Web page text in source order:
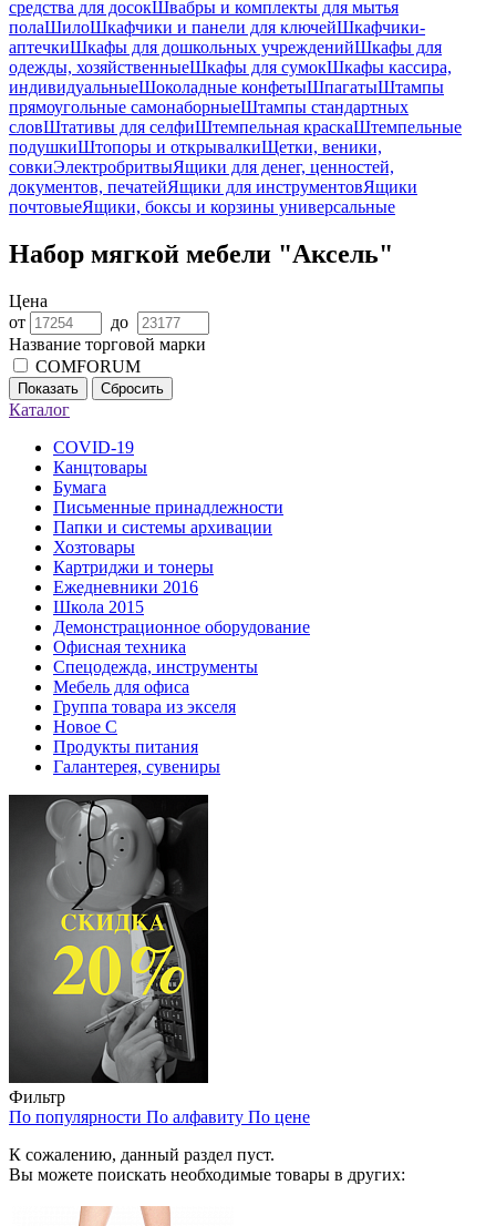
средства для досокШвабры и комплекты для мытья
полаШилоШкафчики и панели для ключейШкафчики-
аптечкиШкафы для дошкольных учрежденийШкафы для
одежды, хозяйственныеШкафы для сумокШкафы кассира,
индивидуальныеШоколадные конфетыШпагатыШтампы
прямоугольные самонаборныеШтампы стандартных
словШтативы для селфиШтемпельная краскаШтемпельные
подушкиШтопоры и открывалкиЩетки, веники,
совкиЭлектробритвыЯщики для денег, ценностей,
документов, печатейЯщики для инструментовЯщики
почтовыеЯщики, боксы и корзины универсальные
Набор мягкой мебели "Аксель"
Цена
от
до
Название торговой марки
COMFORUM
Показать Сбросить
Каталог
COVID-19
Канцтовары
Бумага
Письменные принадлежности
Папки и системы архивации
Хозтовары
Картриджи и тонеры
Ежедневники 2016
Школа 2015
Демонстрационное оборудование
Офисная техника
Спецодежда, инструменты
Мебель для офиса
Группа товара из экселя
Новое С
Продукты питания
Галантерея, сувениры
Фильтр
По популярности По алфавиту По цене
К сожалению, данный раздел пуст.
Вы можете поискать необходимые товары в других: